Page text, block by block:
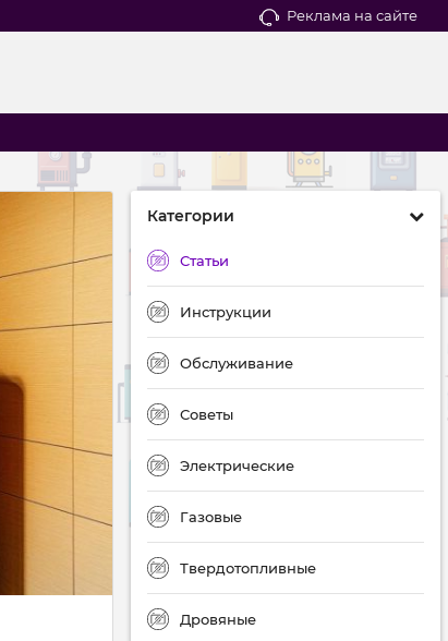
Реклама на сайте
Категории
Статьи
Инструкции
Обслуживание
Советы
Электрические
Газовые
Твердотопливные
Дровяные